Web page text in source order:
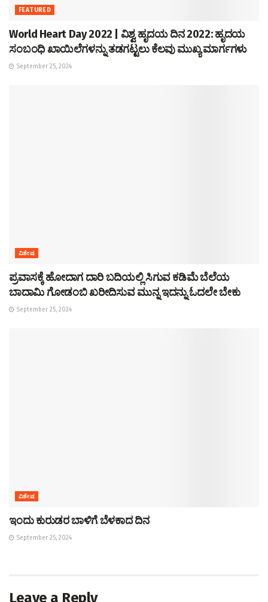
FEATURED
World Heart Day 2022 | ವಿಶ್ವ ಹೃದಯ ದಿನ 2022: ಹೃದಯ
ಸಂಬಂಧಿ ಖಾಯಿಲೆಗಳನ್ನು ತಡಗಟ್ಟಲು ಕೆಲವು ಮುಖ್ಯ ಮಾರ್ಗಗಳು
September 25, 2024
ವಿಶೇಷ
ಪ್ರವಾಸಕ್ಕೆ ಹೋದಾಗ ದಾರಿ ಬದಿಯಲ್ಲಿ ಸಿಗುವ ಕಡಿಮೆ ಬೆಲೆಯ
ಬಾದಾಮಿ ಗೋಡಂಬಿ ಖರೀದಿಸುವ ಮುನ್ನ ಇದನ್ನು ಓದಲೇ ಬೇಕು
September 25, 2024
ವಿಶೇಷ
ಇಂದು ಕುರುಡರ ಬಾಳಿಗೆ ಬೆಳಕಾದ ದಿನ
September 25, 2024
Leave a Reply